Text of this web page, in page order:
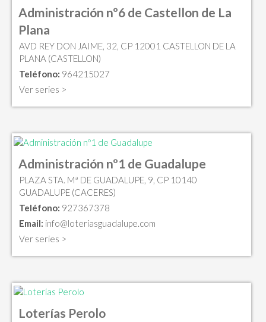
Administración nº6 de Castellon de La
Plana
AVD REY DON JAIME, 32, CP 12001 CASTELLON DE LA
PLANA (CASTELLON)
Teléfono: 964215027
Ver series >
Administración nº1 de Guadalupe
PLAZA STA. Mª DE GUADALUPE, 9, CP 10140
GUADALUPE (CACERES)
Teléfono: 927367378
Email: info@loteriasguadalupe.com
Ver series >
Loterías Perolo